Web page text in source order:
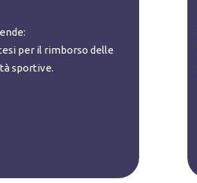
per il rimborso delle
sportive.